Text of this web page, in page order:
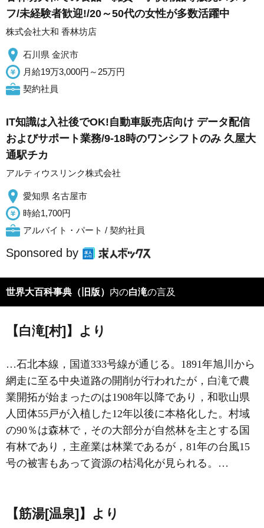
フ/未経験者歓迎!/20～50代の女性が多数活躍中
株式会社大和 香林坊店
石川県 金沢市
月給19万3,000円～25万円
契約社員
IT知識は入社後でOK!自動車販売店向け データ配信
およびサポート業務/9-18時のワンシフトのみ 久屋大
通駅チカ
アルティウスリンク株式会社
愛知県 名古屋市
時給1,700円
アルバイト・パート / 契約社員
Sponsored by
世界大百科事典（旧版） 内の白滝の言及
【白滝[村]】より
…石北本線，国道333号線が通じる。1891年旭川から
網走に至る中央道路の開削が行われたが，白滝で農
業開拓が始まったのは1908年以降であり，和歌山県
人団体55戸が入植した12年以後に本格化した。村域
の90％は森林で，その大部分が自然林を主とする国
有林であり，主産業は林業であるが，81年の台風15
号の被害もあって資源の枯渇化が見られる。…
【筋湯[温泉]】より